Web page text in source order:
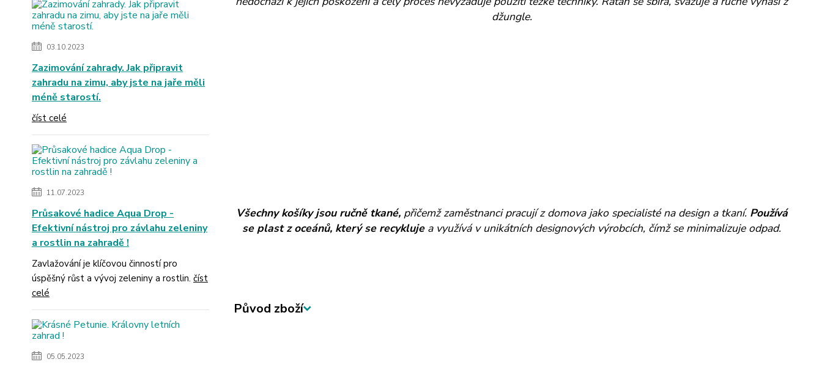
03.10.2023
Zazimování zahrady. Jak připravit
zahradu na zimu, aby jste na jaře měli
méně starostí.
číst celé
11.07.2023
Průsakové hadice Aqua Drop -
Efektivní nástroj pro závlahu zeleniny
a rostlin na zahradě !
Zavlažování je klíčovou činností pro
úspěšný růst a vývoj zeleniny a rostlin. číst
celé
05.05.2023
džungle.
Všechny košíky jsou ručně tkané,přičemž zaměstnanci pracují z domova jako specialisté na design a tkaní. Používá
se plast z oceánů, který se recyklujea využívá v unikátních designových výrobcích, čímž se minimalizuje odpad.
Původ zboží